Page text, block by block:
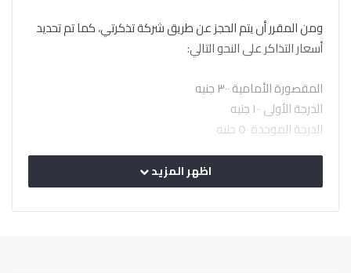
ومن المقرر أن يتم الحجز عن طريق شركة تذكرتي، كما تم تحديد
أسعار التذاكر على النحو التالي:
المقصورة الأمامية ٣٠٠ جنيه
الدرجة الأولى ١٠٠ جنيه
الدرجة الموحدة ٥٠ جنيه
اظهر المزيد